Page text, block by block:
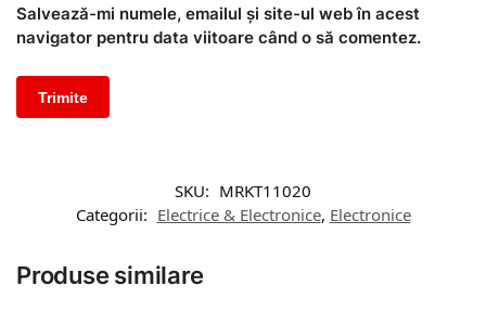
Salvează-mi numele, emailul și site-ul web în acest
navigator pentru data viitoare când o să comentez.
SKU: MRKT11020
Categorii: Electrice & Electronice, Electronice
Produse similare